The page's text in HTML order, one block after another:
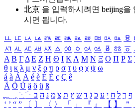
北京 을 입력하시려면 beijing을
시면 됩니다.
ㅥ ㅦ ㅧ ㅨ ㅩ ㅪ ㅫ ㅬ ㅭ ㅮ ㅯ ㅰ ㅱ
ㅺ ㅻ ㅼ ㅽ ㅾ ㅿ ㆀ ㆁ ㆂ ㆃ ㆄ ㆅ ㆆ
Α Β ΓΔ Ε Ζ Η Θ Ι ΚΛ Μ Ν Ξ Ο Π Ρ Σ
θ ι κ λ μ ν ξ ο π ρ σ τ υ φ χ ψ ω
á à Á À é è É È ç Ç ê
Ä Ö Ü ä ö ü ß
ִֶֹ ֻּ ׁׂ ף ך ל ח י ע כ ג ד ש ץ ת צ מ נ ה ב
‘ ’ “ ” 〔 〕 〈 〉 「 」 『 』 【 】 ＂